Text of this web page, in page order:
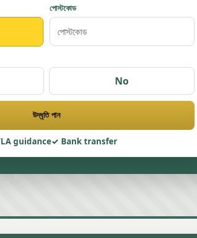
পোস্টকোড
No
উদ্ধৃতি পান
guidance Bank transfer